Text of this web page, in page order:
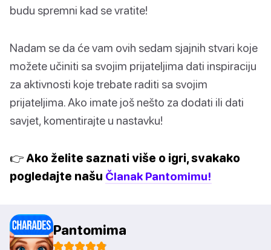
budu spremni kad se vratite!
Nadam se da će vam ovih sedam sjajnih stvari koje
možete učiniti sa svojim prijateljima dati inspiraciju
za aktivnosti koje trebate raditi sa svojim
prijateljima. Ako imate još nešto za dodati ili dati
savjet, komentirajte u nastavku!
👉 Ako želite saznati više o igri, svakako
pogledajte našu Članak Pantomimu!
Pantomima